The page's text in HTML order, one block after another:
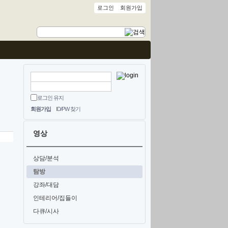
로그인 회원가입
로그인 유지
회원가입
ID/PW 찾기
영상
상담/분석
탐방
강좌/대담
인테리어/집들이
다큐/시사